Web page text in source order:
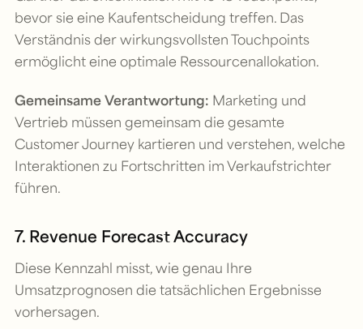
bevor sie eine Kaufentscheidung treffen. Das
Verständnis der wirkungsvollsten Touchpoints
ermöglicht eine optimale Ressourcenallokation.
Gemeinsame Verantwortung: Marketing und
Vertrieb müssen gemeinsam die gesamte
Customer Journey kartieren und verstehen, welche
Interaktionen zu Fortschritten im Verkaufstrichter
führen.
7. Revenue Forecast Accuracy
Diese Kennzahl misst, wie genau Ihre
Umsatzprognosen die tatsächlichen Ergebnisse
vorhersagen.